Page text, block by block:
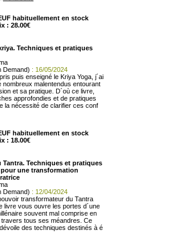
habituellement en stock
: 28.00€
Techniques et pratiques
Demand) : 16/05/2024
puis enseigné le Kriya Yoga, j´ai
nombreux malentendus entourant
et sa pratique. D´où ce livre,
approfondies et de pratiques
la nécessité de clarifier ces conf
habituellement en stock
: 18.00€
Tantra. Techniques et pratiques
une transformation
Demand) : 12/04/2024
transformateur du Tantra
livre vous ouvre les portes d´une
souvent mal comprise en
tous ses méandres. Ce
des techniques destinés à é